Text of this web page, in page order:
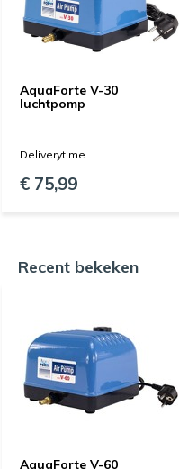
AquaForte V-30
luchtpomp
Deliverytime
€ 75,99
Recent bekeken
AquaForte V-60